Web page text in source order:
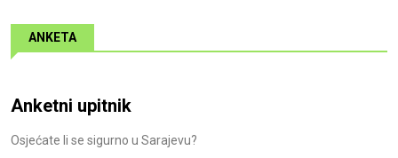
ANKETA
Anketni upitnik
Osjećate li se sigurno u Sarajevu?